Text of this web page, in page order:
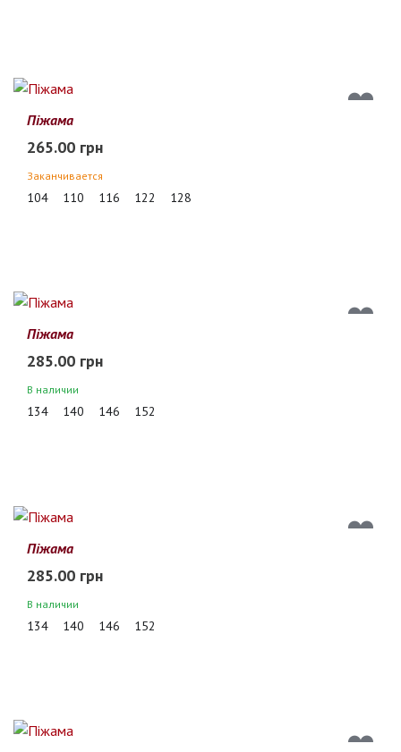
Піжама
265.00 грн
Заканчивается
104 110 116 122 128
Піжама
285.00 грн
В наличии
134 140 146 152
Піжама
285.00 грн
В наличии
134 140 146 152